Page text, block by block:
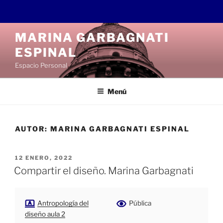
contenido
MARINA GARBAGNATI
ESPINAL
Espacio Personal
Menú
AUTOR: MARINA GARBAGNATI ESPINAL
PUBLICADO
EL
12 ENERO, 2022
Compartir el diseño. Marina Garbagnati
Antropología del
diseño aula 2
Pública